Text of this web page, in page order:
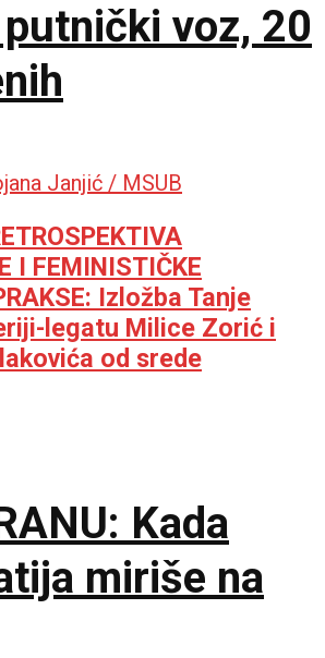
voz, 20
I FEMINISTIČKE
Izložba Tanje
legatu Milice Zorić i
od srede
Kada
miriše na